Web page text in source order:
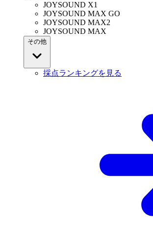
JOYSOUND X1
JOYSOUND MAX GO
JOYSOUND MAX2
JOYSOUND MAX
その他
採点ランキングを見る